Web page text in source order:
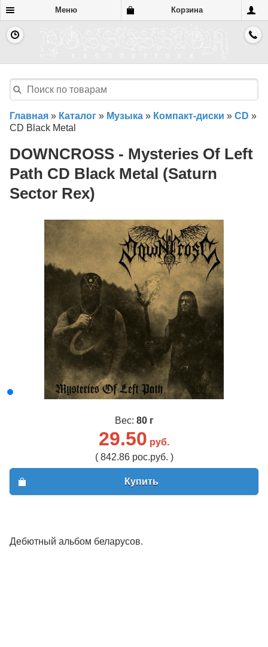
Меню Корзина
Главная » Каталог » Музыка » Компакт-диски » CD »
CD Black Metal
DOWNCROSS - Mysteries Of Left
Path CD Black Metal (Saturn
Sector Rex)
Вес: 80 г
29.50 руб.
( 842.86 рос.руб. )
Купить
Дебютный альбом беларусов.